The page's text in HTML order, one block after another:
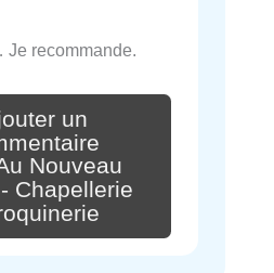
recommande.
un
Nouveau
Chapellerie